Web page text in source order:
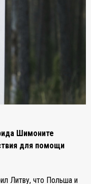
Шимоните
для помощи
Литву, что Польша и